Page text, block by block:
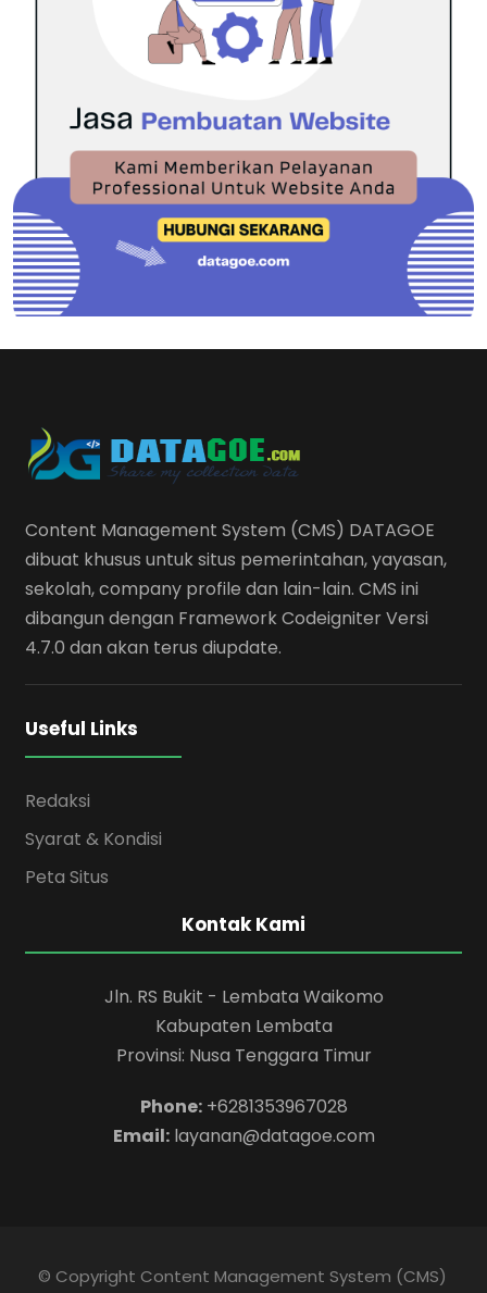
Content Management System (CMS) DATAGOE
dibuat khusus untuk situs pemerintahan, yayasan,
sekolah, company profile dan lain-lain. CMS ini
dibangun dengan Framework Codeigniter Versi
4.7.0 dan akan terus diupdate.
Useful Links
Redaksi
Syarat & Kondisi
Peta Situs
Kontak Kami
Jln. RS Bukit - Lembata Waikomo
Kabupaten Lembata
Provinsi: Nusa Tenggara Timur
Phone: +6281353967028
Email: layanan@datagoe.com
© Copyright Content Management System (CMS)